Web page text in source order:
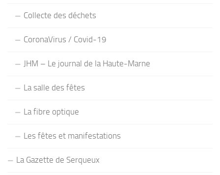
Collecte des déchets
CoronaVirus / Covid-19
JHM – Le journal de la Haute-Marne
La salle des fêtes
La fibre optique
Les fêtes et manifestations
La Gazette de Serqueux